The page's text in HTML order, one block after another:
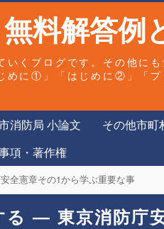
料解答例
くブログです。その他に
めに①」「はじめに②」「
消防局 小論文 その他市町
項・著作権
全憲章その1から学ぶ重要な事
る ― 東京消防庁